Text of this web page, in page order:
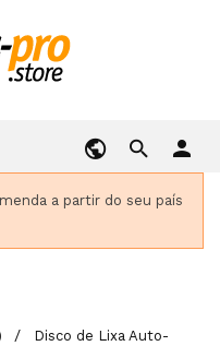
person
a partir do seu país
Disco de Lixa Auto-